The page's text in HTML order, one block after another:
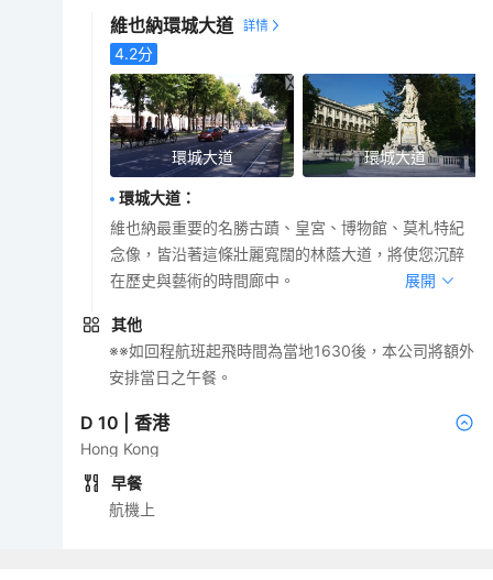
維也納環城大道
4.2分
環城大道 環城大道
環城大道 ：
維也納最重要的名勝古蹟、皇宮、博物館、莫札特紀
念像，皆沿著這條壯麗寬闊的林蔭大道，將使您沉醉
在歷史與藝術的時間廊中。
展開
其他
※※如回程航班起飛時間為當地1630後，本公司將額外
安排當日之午餐。
D10 |香港
Hong Kong
早餐
航機上